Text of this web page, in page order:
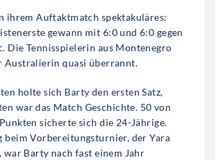
ihrem Auftaktmatch spektakuläres:
gewann mit 6:0 und 6:0 gegen
Die Tennisspielerin aus Montenegro
Australierin quasi überrannt.
holte sich Barty den ersten Satz,
war das Match Geschichte. 50 von
sicherte sich die 24-Jährige.
beim Vorbereitungsturnier, der Yara
war Barty nach fast einem Jahr